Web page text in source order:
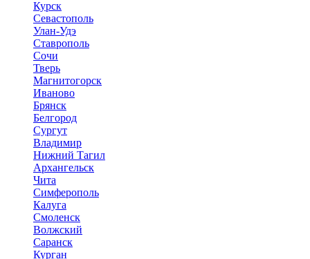
Курск
Севастополь
Улан-Удэ
Ставрополь
Сочи
Тверь
Магнитогорск
Иваново
Брянск
Белгород
Сургут
Владимир
Нижний Тагил
Архангельск
Чита
Симферополь
Калуга
Смоленск
Волжский
Саранск
Курган